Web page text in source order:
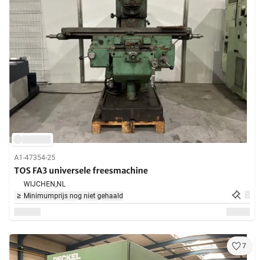
A1-47354-25
TOS FA3 universele freesmachine
WIJCHEN,NL
Minimumprijs nog niet gehaald
7